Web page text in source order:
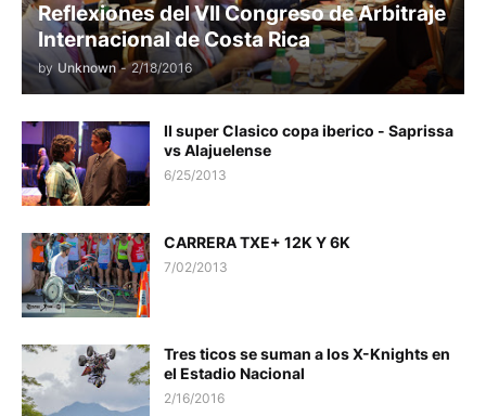
Reflexiones del VII Congreso de Arbitraje
Internacional de Costa Rica
by Unknown - 2/18/2016
II super Clasico copa iberico - Saprissa
vs Alajuelense
6/25/2013
CARRERA TXE+ 12K Y 6K
7/02/2013
Tres ticos se suman a los X-Knights en
el Estadio Nacional
2/16/2016